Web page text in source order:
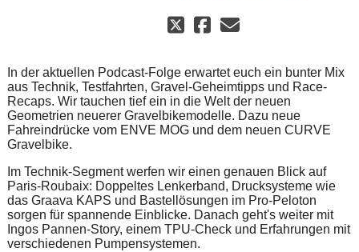
In der aktuellen Podcast-Folge erwartet euch ein bunter Mix
aus Technik, Testfahrten, Gravel-Geheimtipps und Race-
Recaps. Wir tauchen tief ein in die Welt der neuen
Geometrien neuerer Gravelbikemodelle. Dazu neue
Fahreindrücke vom ENVE MOG und dem neuen CURVE
Gravelbike.
Im Technik-Segment werfen wir einen genauen Blick auf
Paris-Roubaix: Doppeltes Lenkerband, Drucksysteme wie
das Graava KAPS und Bastellösungen im Pro-Peloton
sorgen für spannende Einblicke. Danach geht's weiter mit
Ingos Pannen-Story, einem TPU-Check und Erfahrungen mit
verschiedenen Pumpensystemen.